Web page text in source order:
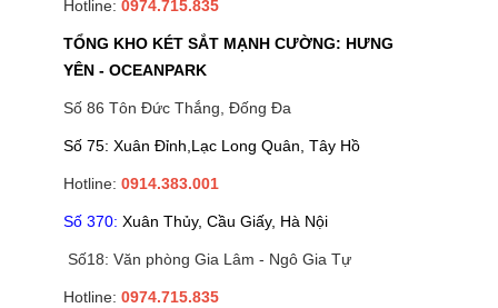
Hotline: 0974.715.835
TỔNG KHO KÉT SẮT MẠNH CƯỜNG: HƯNG
YÊN - OCEANPARK
Số 86 Tôn Đức Thắng, Đống Đa
Số 75: Xuân Đỉnh,Lạc Long Quân, Tây Hồ
Hotline: 0914.383.001
Số 370: Xuân Thủy, Cầu Giấy, Hà Nội
Số18: Văn phòng Gia Lâm - Ngô Gia Tự
Hotline: 0974.715.835